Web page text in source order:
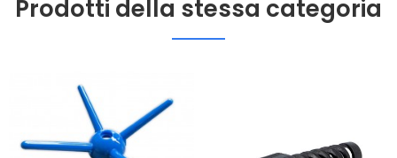
Prodotti della stessa categoria